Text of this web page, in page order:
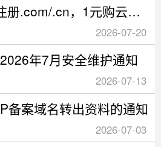
.cn，1元购云虚机，云服务器特
2026-07-20
年7月安全维护通知
2026-07-13
备案域名转出资料的通知
2026-07-03